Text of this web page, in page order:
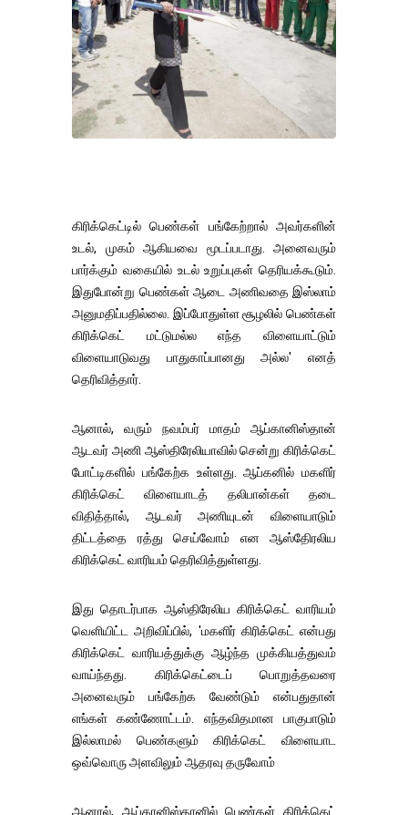
கிரிக்கெட்டில் பெண்கள் பங்கேற்றால் அவர்களின்
உடல், முகம் ஆகியவை மூடப்படாது. அனைவரும்
பார்க்கும் வகையில் உடல் உறுப்புகள் தெரியக்கூடும்.
இதுபோன்று பெண்கள் ஆடை அணிவதை இஸ்லாம்
அனுமதிப்பதில்லை. இப்போதுள்ள சூழலில் பெண்கள்
கிரிக்கெட் மட்டுமல்ல எந்த விளையாட்டும்
விளையாடுவது பாதுகாப்பானது அல்ல' எனத்
தெரிவித்தார்.
ஆனால், வரும் நவம்பர் மாதம் ஆப்கானிஸ்தான்
ஆடவர் அணி ஆஸ்திரேலியாவில் சென்று கிரிக்கெட்
போட்டிகளில் பங்கேற்க உள்ளது. ஆப்கனில் மகளிர்
கிரிக்கெட் விளையாடத் தலிபான்கள் தடை
விதித்தால், ஆடவர் அணியுடன் விளையாடும்
திட்டத்தை ரத்து செய்வோம் என ஆஸ்திேரலிய
கிரிக்கெட் வாரியம் தெரிவித்துள்ளது.
இது தொடர்பாக ஆஸ்திரேலிய கிரிக்கெட் வாரியம்
வெளியிட்ட அறிவிப்பில், 'மகளிர் கிரிக்கெட் என்பது
கிரிக்கெட் வாரியத்துக்கு ஆழ்ந்த முக்கியத்துவம்
வாய்ந்தது. கிரிக்கெட்டைப் பொறுத்தவரை
அனைவரும் பங்கேற்க வேண்டும் என்பதுதான்
எங்கள் கண்ணோட்டம். எந்தவிதமான பாகுபாடும்
இல்லாமல் பெண்களும் கிரிக்கெட் விளையாட
ஒவ்வொரு அளவிலும் ஆதரவு தருவோம்
ஆனால், ஆப்கானிஸ்தானில் பெண்கள் கிரிக்கெட்